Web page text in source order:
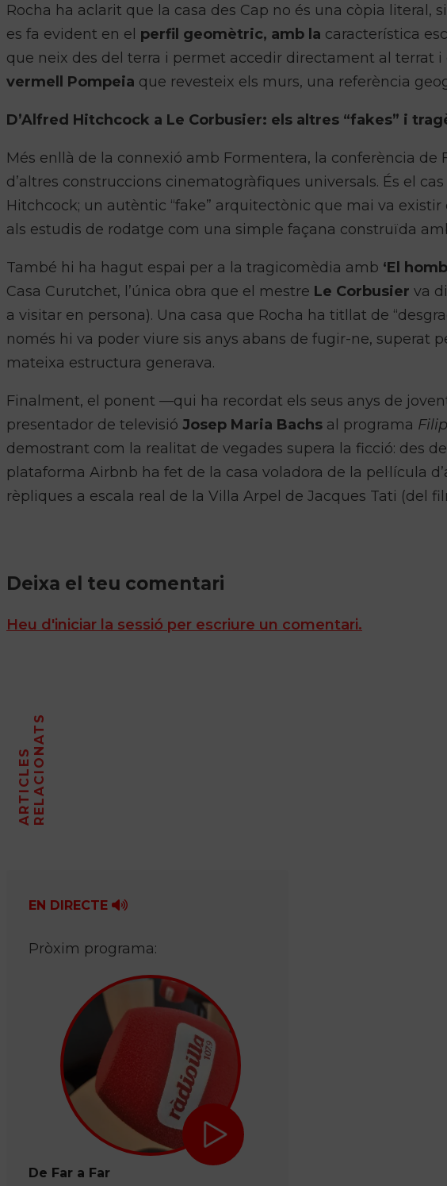
Rocha ha aclarit que la casa des Cap no és una còpia literal,
es fa evident en el perfil geomètric, amb la característica
que neix des del terra i permet accedir directament al terrat i
vermell Pompeia que revesteix els murs, una referència
D’Alfred Hitchcock a Le Corbusier: els altres “fakes” i
Més enllà de la connexió amb Formentera, la conferència de
d’altres construccions cinematogràfiques universals. És el
Hitchcock; un autèntic “fake” arquitectònic que mai va
als estudis de rodatge com una simple façana construïda
També hi ha hagut espai per a la tragicomèdia amb ‘El
Casa Curutchet, l’única obra que el mestre Le Corbusier va
a visitar en persona). Una casa que Rocha ha titllat de
només hi va poder viure sis anys abans de fugir-ne, superat
mateixa estructura generava.
Finalment, el ponent —qui ha recordat els seus anys de
presentador de televisió Josep Maria Bachs al programa
demostrant com la realitat de vegades supera la ficció: des
plataforma Airbnb ha fet de la casa voladora de la pel·lícula
rèpliques a escala real de la Villa Arpel de Jacques Tati (del
Deixa el teu comentari
Heu d'iniciar la sessió per escriure un comentari.
A
R
T
I
C
L
E
S
R
E
L
A
C
I
O
N
A
TS
EN DIRECTE
Pròxim programa:
De Far a Far